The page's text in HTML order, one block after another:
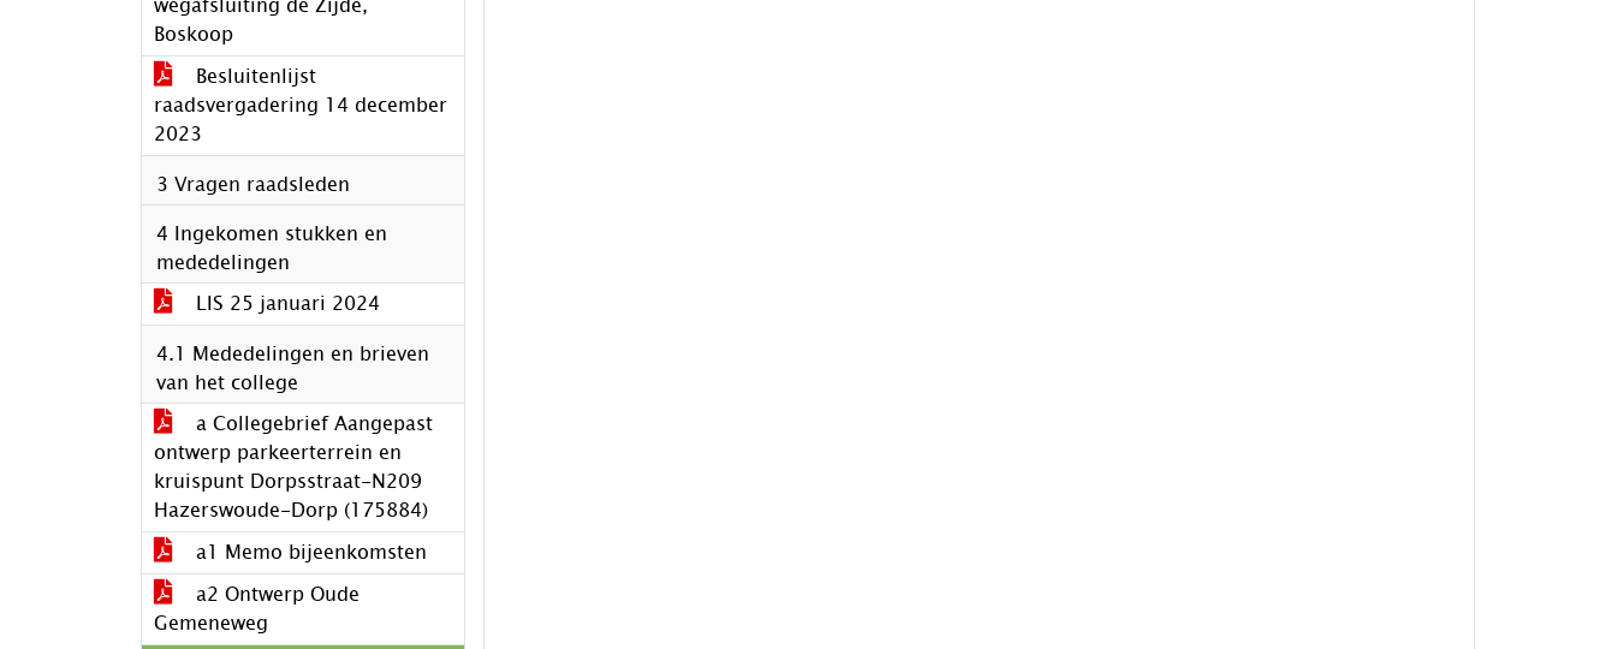
Boskoop
Besluitenlijst
raadsvergadering 14 december
2023
3 Vragen raadsleden
4 Ingekomen stukken en
mededelingen
LIS 25 januari 2024
4.1 Mededelingen en brieven
van het college
a Collegebrief Aangepast
ontwerp parkeerterrein en
kruispunt Dorpsstraat-N209
Hazerswoude-Dorp (175884)
a1 Memo bijeenkomsten
a2 Ontwerp Oude
Gemeneweg